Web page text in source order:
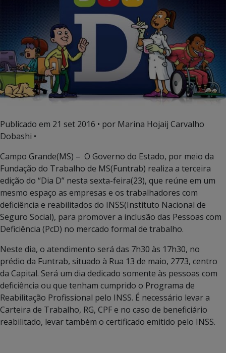
Publicado em 21 set 2016 • por Marina Hojaij Carvalho
Dobashi •
Campo Grande(MS) – O Governo do Estado, por meio da
Fundação do Trabalho de MS(Funtrab) realiza a terceira
edição do “Dia D” nesta sexta-feira(23), que reúne em um
mesmo espaço as empresas e os trabalhadores com
deficiência e reabilitados do INSS(Instituto Nacional de
Seguro Social), para promover a inclusão das Pessoas com
Deficiência (PcD) no mercado formal de trabalho.
Neste dia, o atendimento será das 7h30 às 17h30, no
prédio da Funtrab, situado à Rua 13 de maio, 2773, centro
da Capital. Será um dia dedicado somente às pessoas com
deficiência ou que tenham cumprido o Programa de
Reabilitação Profissional pelo INSS. É necessário levar a
Carteira de Trabalho, RG, CPF e no caso de beneficiário
reabilitado, levar também o certificado emitido pelo INSS.